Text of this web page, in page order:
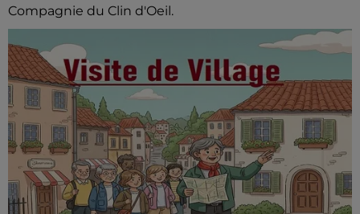
Compagnie du Clin d'Oeil.